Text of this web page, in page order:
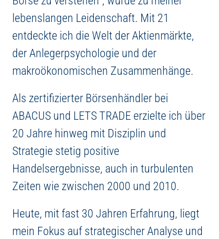
lebenslangen Leidenschaft. Mit 21
entdeckte ich die Welt der Aktienmärkte,
der Anlegerpsychologie und der
makroökonomischen Zusammenhänge.
Als zertifizierter Börsenhändler bei
ABACUS und LETS TRADE erzielte ich über
20 Jahre hinweg mit Disziplin und
Strategie stetig positive
Handelsergebnisse, auch in turbulenten
Zeiten wie zwischen 2000 und 2010.
Heute, mit fast 30 Jahren Erfahrung, liegt
mein Fokus auf strategischer Analyse und